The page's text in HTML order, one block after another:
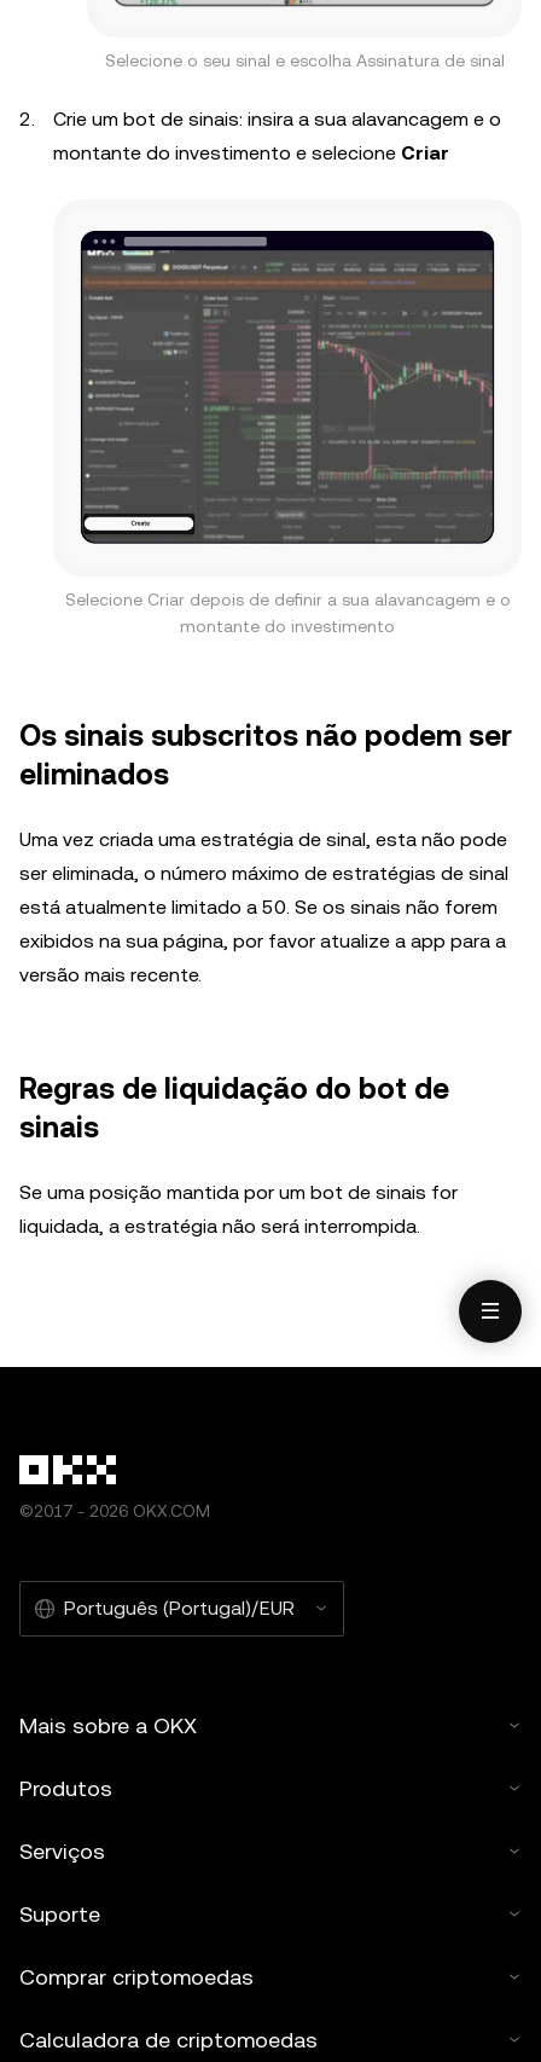
Selecione o seu sinal e escolha Assinatura de sinal
Crie um bot de sinais: insira a sua alavancagem e o
montante do investimento e selecione Criar
Selecione Criar depois de definir a sua alavancagem e o
montante do investimento
Os sinais subscritos não podem ser
eliminados
Uma vez criada uma estratégia de sinal, esta não pode
ser eliminada, o número máximo de estratégias de sinal
está atualmente limitado a 50. Se os sinais não forem
exibidos na sua página, por favor atualize a app para a
versão mais recente.
Regras de liquidação do bot de
sinais
Se uma posição mantida por um bot de sinais for
liquidada, a estratégia não será interrompida.
©2017 - 2026 OKX.COM
Português (Portugal)/EUR
Mais sobre a OKX
Produtos
Serviços
Suporte
Comprar criptomoedas
Calculadora de criptomoedas